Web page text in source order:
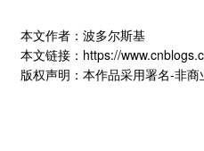
本文作者：波多尔斯基
本文链接：https://
版权声明：本作品采用署名-非